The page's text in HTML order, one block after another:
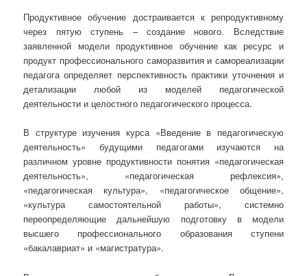
Продуктивное обучение достраивается к репродуктивному
через пятую ступень – создание нового. Вследствие
заявленной модели продуктивное обучение как ресурс и
продукт профессионального саморазвития и самореализации
педагога определяет перспективность практики уточнения и
детализации любой из моделей педагогической
деятельности и целостного педагогического процесса.
В структуре изучения курса «Введение в педагогическую
деятельность» будущими педагогами изучаются на
различном уровне продуктивности понятия «педагогическая
деятельность», «педагогическая рефлексия»,
«педагогическая культура», «педагогическое общение»,
«культура самостоятельной работы», системно
переопределяющие дальнейшую подготовку в модели
высшего профессионального образования ступени
«бакалавриат» и «магистратура».